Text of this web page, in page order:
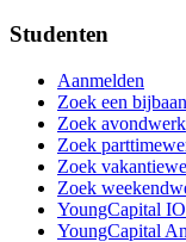
Studenten
Aanmelden
Zoek een bijbaan
Zoek avondwerk
Zoek
Zoek
Zoek
YoungCapital
YoungCapital